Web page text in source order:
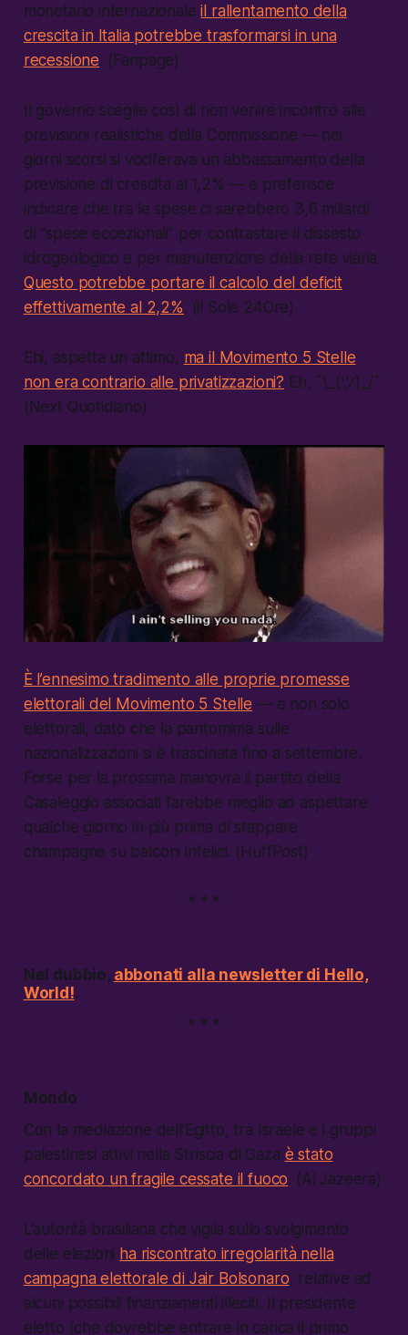
monetario internazionaleil rallentamento della
crescita in Italia potrebbe trasformarsi in una
recessione. (Fanpage)
Il governo sceglie così di non venire incontro alle
previsioni realistiche della Commissione — nei
giorni scorsi si vociferava un abbassamento della
previsione di crescita al 1,2% — e preferisce
indicare che tra le spese ci sarebbero 3,6 miliardi
di “spese eccezionali” per contrastare il dissesto
idrogeologico e per manutenzione della rete viaria.
Questo potrebbe portare il calcolo del deficit
effettivamente al 2,2%. (il Sole 24Ore)
Ehi, aspetta un attimo, ma il Movimento 5 Stelle
non era contrario alle privatizzazioni? Eh, ¯\_(ツ)_/¯
(Next Quotidiano)
È l’ennesimo tradimento alle proprie promesse
elettorali del Movimento 5 Stelle — e non solo
elettorali, dato che la pantomima sulle
nazionalizzazioni si è trascinata fino a settembre.
Forse per la prossima manovra il partito della
Casaleggio associati farebbe meglio ad aspettare
qualche giorno in più prima di stappare
champagne su balconi infelici. (HuffPost)
* * *
Nel dubbio, abbonati alla newsletter di Hello,
World!.
* * *
Mondo
Con la mediazione dell’Egitto, tra Israele e i gruppi
palestinesi attivi nella Striscia di Gaza è stato
concordato un fragile cessate il fuoco. (Al Jazeera)
L’autorità brasiliana che vigila sullo svolgimento
delle elezioni ha riscontrato irregolarità nella
campagna elettorale di Jair Bolsonaro, relative ad
alcuni possibili finanziamenti illeciti. Il presidente
eletto (che dovrebbe entrare in carica il primo